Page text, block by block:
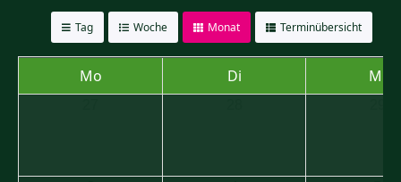
Tag Woche Monat Terminübersicht
Mo Di Mi